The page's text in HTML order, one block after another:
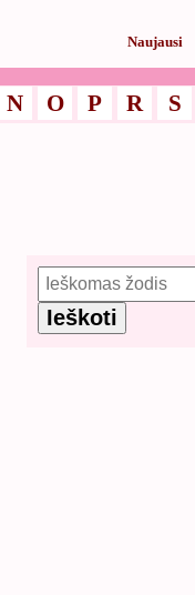
Naujausi
N O P R S